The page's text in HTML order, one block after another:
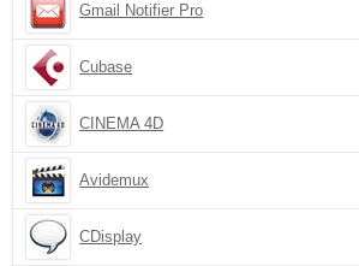
Gmail Notifier Pro
Cubase
CINEMA 4D
Avidemux
CDisplay